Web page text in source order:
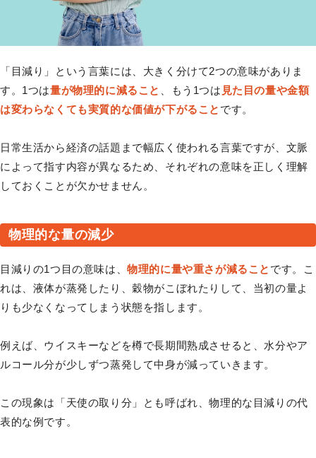
「目減り」という言葉には、大きく分けて2つの意味がありま
す。1つは量が物理的に減ること 、もう1つは 見た目の量や金額
は変わらなくても実質的な価値が下がること です。
日常生活から経済の話題まで幅広く使われる言葉ですが、文脈
によって指す内容が異なるため、それぞれの意味を正しく理解
しておくことが欠かせません。
物理的な量の減少
目減りの1つ目の意味は、物理的に量や重さが減ること です。こ
れは、液体が蒸発したり、穀物がこぼれたりして、当初の量よ
りも少なくなってしまう状態を指します。
例えば、ウイスキーなどを樽で長期間熟成させると、水分やア
ルコール分が少しずつ蒸発して中身が減っていきます。
この現象は「天使の取り分」とも呼ばれ、物理的な目減りの代
表的な例です。